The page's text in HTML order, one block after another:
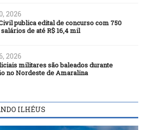
2026
publica edital de concurso com 750
de até R$ 16,4 mil
2026
militares são baleados durante
no Nordeste de Amaralina
ILHÉUS